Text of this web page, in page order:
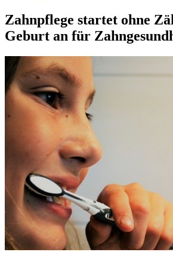
Zahnpflege startet ohne
Geburt an für